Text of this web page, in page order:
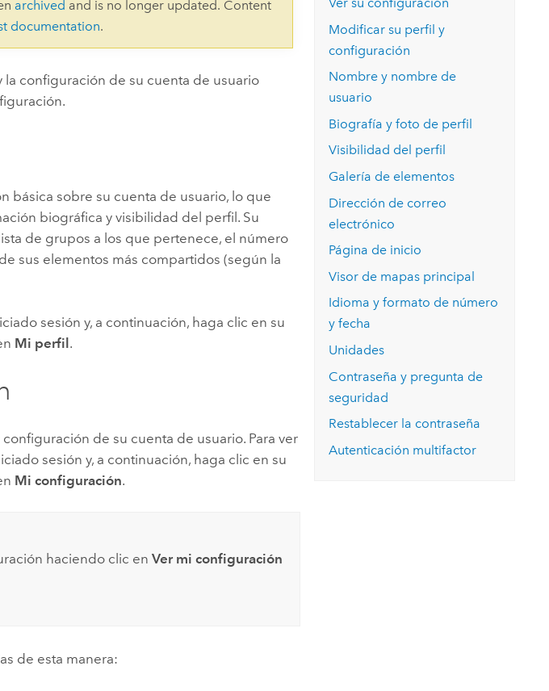
Explorar la gestión de infraestructuras
archived and is no longer updated. Content
documentation.
la configuración de su cuenta de usuario
básica sobre su cuenta de usuario, lo que
biográfica y visibilidad del perfil. Su
de grupos a los que pertenece, el número
sus elementos más compartidos (según la
sesión y, a continuación, haga clic en su
Mi perfil .
de su cuenta de usuario. Para ver
sesión y, a continuación, haga clic en su
Mi configuración.
haciendo clic en Ver mi configuración
de esta manera:
Modificar su perfil y
configuración
Nombre y nombre de
usuario
Biografía y foto de perfil
Visibilidad del perfil
Galería de elementos
Dirección de correo
electrónico
Página de inicio
Visor de mapas principal
Idioma y formato de número
y fecha
Unidades
Contraseña y pregunta de
seguridad
Restablecer la contraseña
Autenticación multifactor